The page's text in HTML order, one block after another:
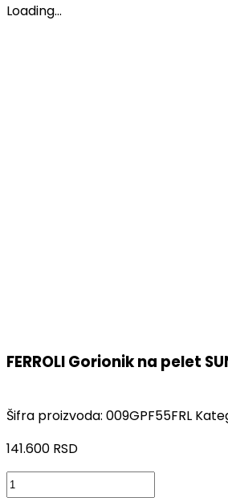
Loading...
FERROLI Gorionik na pelet
Šifra proizvoda: 009GPF55FRL
141.600 RSD
FERROLI